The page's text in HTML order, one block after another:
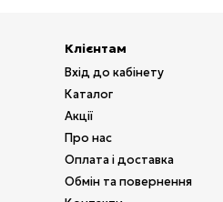
Клієнтам
Вхід до кабінету
Каталог
Акції
Про нас
Оплата і доставка
Обмін та повернення